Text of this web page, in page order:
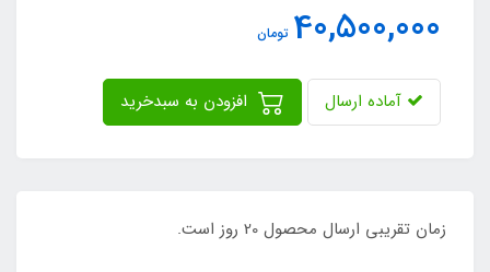
40,500,000 تومان
آماده ارسال
زمان تقریبی ارسال محصول 20 روز است.